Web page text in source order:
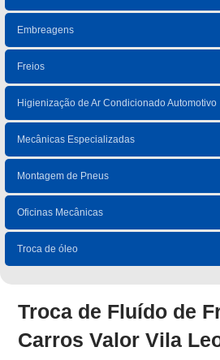
Embreagens
Freios
Higienização de Ar Condicionado Automotivo
Mecânicas Especializadas
Montagem de Pneus
Oficinas Mecânicas
Troca de óleo
Troca de Fluído de
Carros Valor Vila